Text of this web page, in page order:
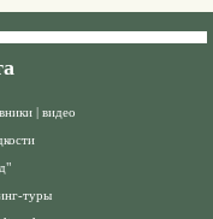
| видео
туры